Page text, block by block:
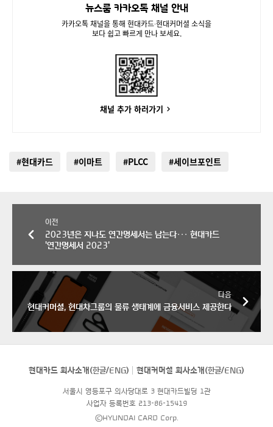
뉴스룸 카카오톡 채널 안내
카카오톡 채널을 통해 현대카드∙현대커머셜 소식을
보다 쉽고 빠르게 만나 보세요.
채널 추가 하러가기
#현대카드 #이마트 #PLCC #세이브포인트
이전
2023년은 지나도 연간명세서는 남는다··· 현대카드
'연간명세서 2023'
다음
현대커머셜, 현대차그룹의 물류 생태계에 금융서비스 제공한다
현대카드 회사소개(한글/ENG) 현대커머셜 회사소개(한글/ENG)
서울시 영등포구 의사당대로 3 현대카드빌딩 1관
사업자 등록번호 213-86-15419
©HYUNDAI CARD Corp.